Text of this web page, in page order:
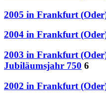
2005 in Frankfurt
2004 in Frankfurt
2003 in Frankfurt
Jubiläumsjahr 750 6
2002 in Frankfurt